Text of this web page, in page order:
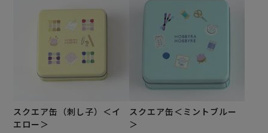
スクエア缶（刺し子）＜イ
エロー＞
スクエア缶＜ミントブルー
＞